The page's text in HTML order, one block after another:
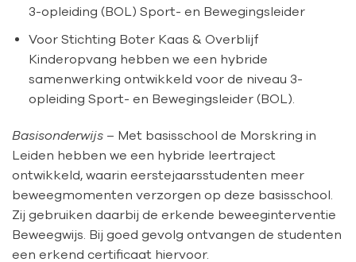
3-opleiding (BOL) Sport- en Bewegingsleider
Voor Stichting Boter Kaas & Overblijf
Kinderopvang hebben we een hybride
samenwerking ontwikkeld voor de niveau 3-
opleiding Sport- en Bewegingsleider (BOL).
Basisonderwijs – Met basisschool de Morskring in
Leiden hebben we een hybride leertraject
ontwikkeld, waarin eerstejaarsstudenten meer
beweegmomenten verzorgen op deze basisschool.
Zij gebruiken daarbij de erkende beweeginterventie
Beweegwijs. Bij goed gevolg ontvangen de studenten
een erkend certificaat hiervoor.